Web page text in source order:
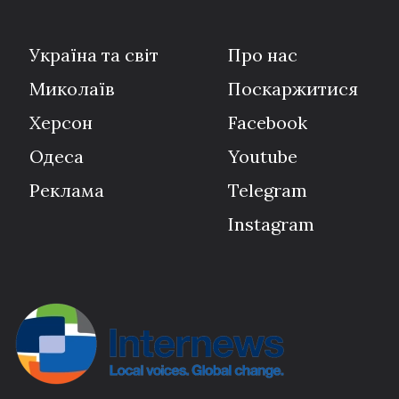
Україна та світ
Миколаїв
Херсон
Одеса
Реклама
Про нас
Поскаржитися
Facebook
Youtube
Telegram
Instagram